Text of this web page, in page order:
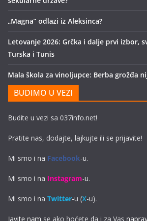
„Magna“ odlazi iz Aleksinca?
Letovanje 2026: Grčka i dalje prvi izbor,
Turska i Tunis
Mala škola za vinoljupce: Berba grožđa
BUDIMO U VEZI
Budite u vezi sa 037info.net!
Pratite nas, dodajte, lajkujte ili se prijavite!
Mi smo i na Facebook-u.
Mi smo i na Instagram-u.
Mi smo i na Twitter-u (X-u).
Javite nam se ako hoćete da i za Vas